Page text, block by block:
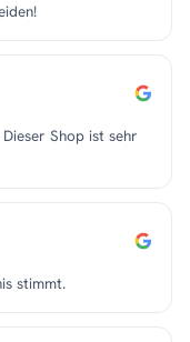
Shop ist sehr
stimmt.